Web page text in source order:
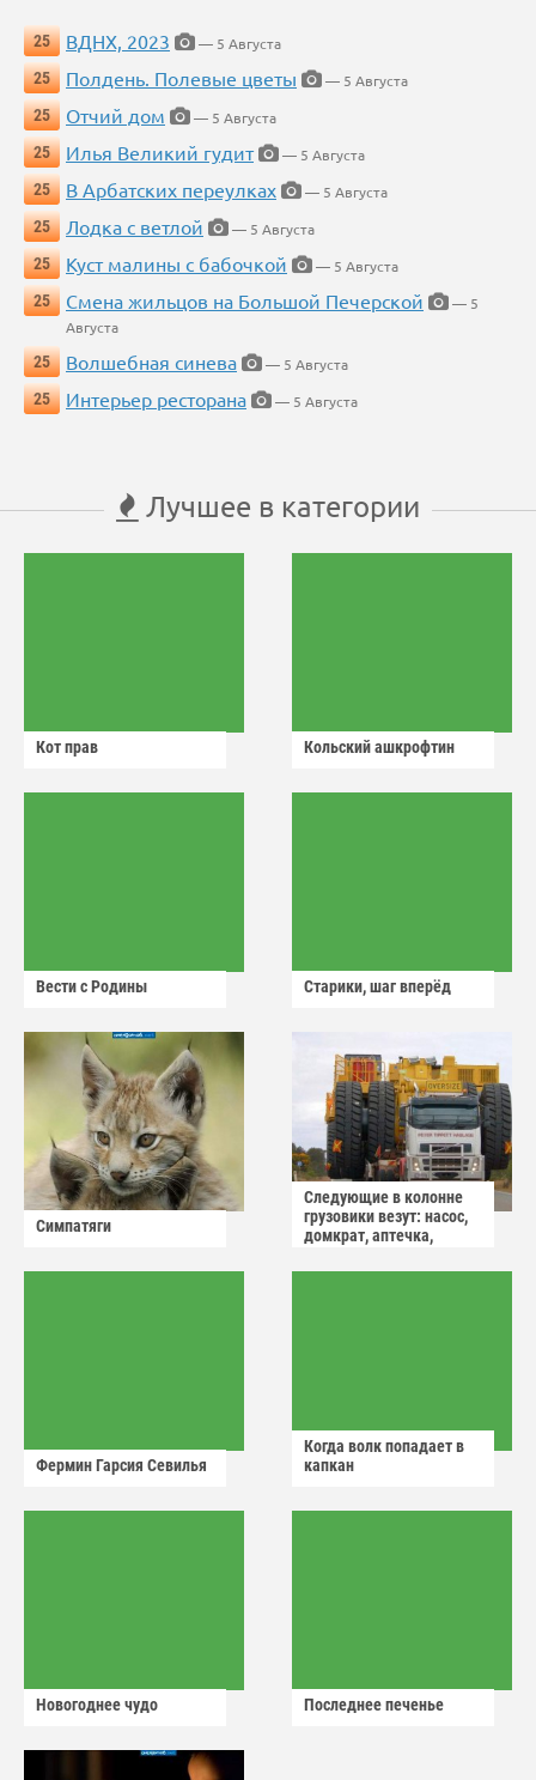
25 ВДНХ, 2023
— 5 Августа
25
Полдень. Полевые цветы
— 5 Августа
25
Отчий дом
— 5 Августа
25
Илья Великий гудит
— 5 Августа
25
В Арбатских переулках
— 5 Августа
25
Лодка с ветлой
— 5 Августа
25
Куст малины с бабочкой
— 5 Августа
25
Смена жильцов на Большой Печерской
— 5
Августа
25
Волшебная синева
— 5 Августа
25
Интерьер ресторана — 5 Августа
Лучшее в категории
Кот прав Кольский ашкрофтин
Вести с Родины Старики, шаг вперёд
Симпатяги
Следующие в колонне
грузовики везут: насос,
домкрат, аптечка,
Фермин Гарсия Севилья
Когда волк попадает в
капкан
Новогоднее чудо Последнее печенье